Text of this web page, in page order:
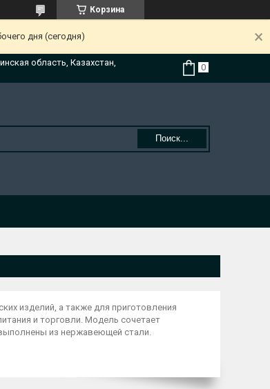
Корзина
дня (сегодня)
область, Казахстан,
Поиск...
изделий, а также для приготовления
и торговли. Модель сочетает
из нержавеющей стали.